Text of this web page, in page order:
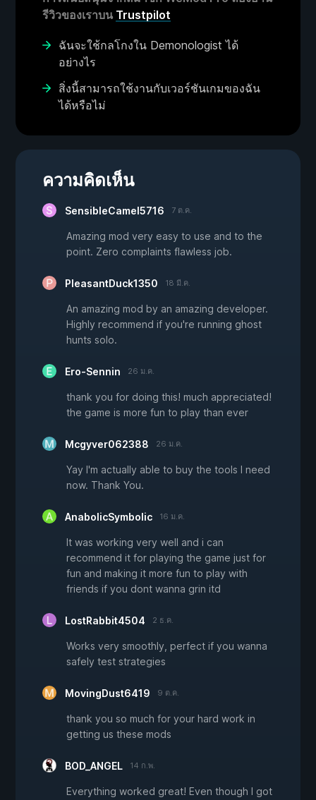
รีวิวของเราบน Trustpilot
ฉันจะใช้กลโกงใน Demonologist ได้
อย่างไร
สิ่งนี้สามารถใช้งานกับเวอร์ชันเกมของฉัน
ได้หรือไม่
ความคิดเห็น
SensibleCamel5716 7 ต.ค.
Amazing mod very easy to use and to the
point. Zero complaints flawless job.
PleasantDuck1350 18 มี.ค.
An amazing mod by an amazing developer.
Highly recommend if you're running ghost
hunts solo.
Ero-Sennin 26 ม.ค.
thank you for doing this! much appreciated!
the game is more fun to play than ever
Mcgyver062388 26 ม.ค.
Yay I'm actually able to buy the tools I need
now. Thank You.
AnabolicSymbolic 16 ม.ค.
It was working very well and i can
recommend it for playing the game just for
fun and making it more fun to play with
friends if you dont wanna grin itd
LostRabbit4504 2 ธ.ค.
Works very smoothly, perfect if you wanna
safely test strategies
MovingDust6419 9 ต.ค.
thank you so much for your hard work in
getting us these mods
BOD_ANGEL 14 ก.พ.
Everything worked great! Even though I got